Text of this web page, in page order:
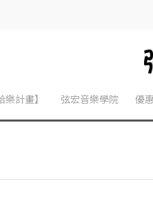
計畫】 弦宏音樂學院 優